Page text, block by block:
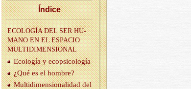
Ín­di­ce
ECO­LO­GÍA DEL SER HU­
MANO EN EL ES­PA­CIO
MUL­TI­DI­MEN­SIO­NAL
Eco­lo­gía y eco­psi­co­lo­gía
¿Qué es el hom­bre?
Mul­ti­di­men­sio­na­li­dad del